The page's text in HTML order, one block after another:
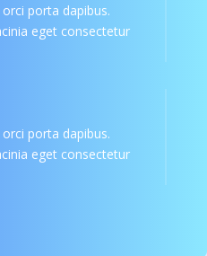
porta dapibus.
eget consectetur
porta dapibus.
eget consectetur